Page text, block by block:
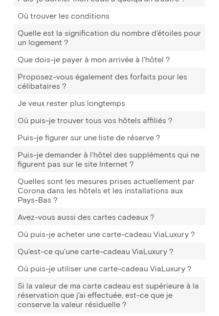
Où trouver les conditions
Quelle est la signification du nombre d'étoiles pour
un logement ?
Que dois-je payer à mon arrivée à l'hôtel ?
Proposez-vous également des forfaits pour les
célibataires ?
Je veux rester plus longtemps
Où puis-je trouver tous vos hôtels affiliés ?
Puis-je figurer sur une liste de réserve ?
Puis-je demander à l'hôtel des suppléments qui ne
figurent pas sur le site Internet ?
Quelles sont les mesures prises actuellement par
Corona dans les hôtels et les installations aux
Pays-Bas ?
Avez-vous aussi des cartes cadeaux ?
Où puis-je acheter une carte-cadeau ViaLuxury ?
Qu'est-ce qu'une carte-cadeau ViaLuxury ?
Où puis-je utiliser une carte-cadeau ViaLuxury ?
Si la valeur de ma carte cadeau est supérieure à la
réservation que j'ai effectuée, est-ce que je
conserve la valeur résiduelle ?